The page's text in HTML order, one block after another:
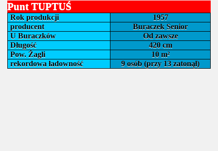
Punt TUPTUŚ
Rok produkcji
1957
producent
Buraczek Senior
U Buraczków
Od zawsze
Długość
420 cm
Pow. Żagli
10 m²
rekordowa ładowność
9 osób (przy 13 zatonął)